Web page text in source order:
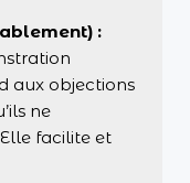
:
aux objections
ne
facilite et